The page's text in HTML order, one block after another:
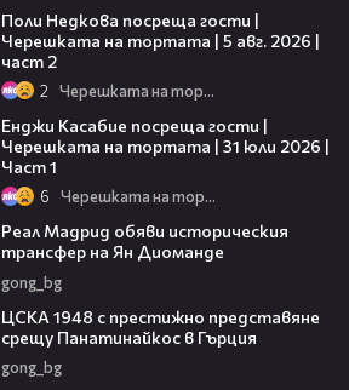
Поли Недкова посреща гости |
Черешката на тортата | 5 авг. 2026 |
част 2
2 Черешката на тортата
Енджи Касабие посреща гости |
Черешката на тортата | 31 юли 2026 |
Част 1
6 Черешката на тортата
Реал Мадрид обяви историческия
трансфер на Ян Диоманде
gong_bg
ЦСКА 1948 с престижно представяне
срещу Панатинайкос в Гърция
gong_bg